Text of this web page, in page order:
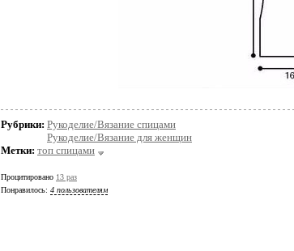
Рубрики: Рукоделие/Вязание спицами
Рукоделие/Вязание для женщин
Метки: топ спицами
Процитировано 13 раз
Понравилось: 4 пользователям